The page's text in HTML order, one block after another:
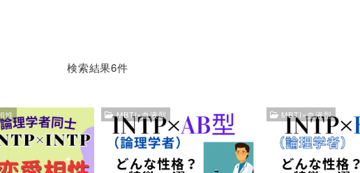
検索結果6件
性 MBTI×血液型 MBTI×血液型